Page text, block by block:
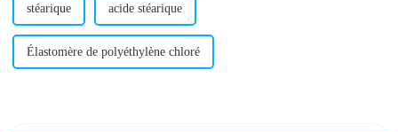
stéarique acide stéarique
Élastomère de polyéthylène chloré